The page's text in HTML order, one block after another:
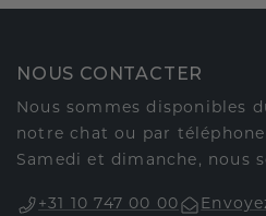
NOUS CONTACTER
Nous sommes disponibles
notre chat ou par téléphone
Samedi et dimanche, nous
+31 10 747 00 00